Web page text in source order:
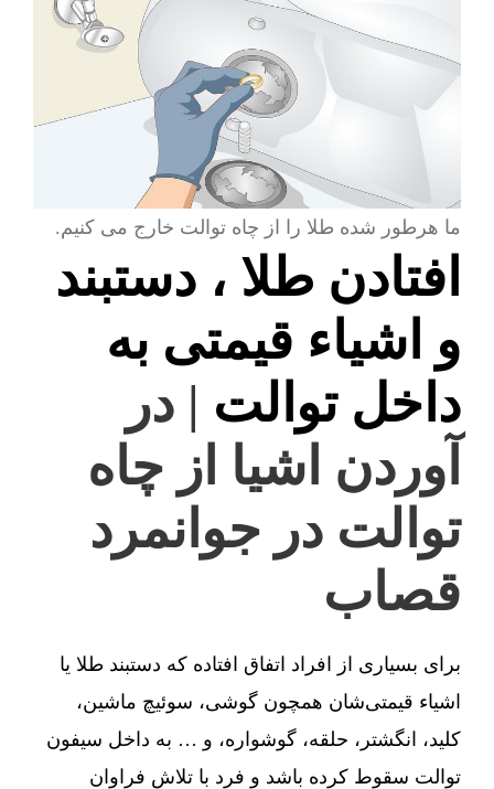
ما هرطور شده طلا را از چاه توالت خارج می کنیم.
افتادن طلا ، دستبند
و اشیاء قیمتی به
داخل توالت | در
آوردن اشیا از چاه
توالت در جوانمرد
قصاب
برای بسیاری از افراد اتفاق افتاده که دستبند طلا یا
اشیاء قیمتی‌شان همچون گوشی، سوئیچ ماشین،
کلید، انگشتر، حلقه، گوشواره، و … به داخل سیفون
توالت سقوط کرده باشد و فرد با تلاش فراوان